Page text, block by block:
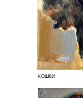
КОШКИ